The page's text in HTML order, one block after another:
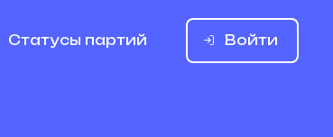
Статусы партий Войти